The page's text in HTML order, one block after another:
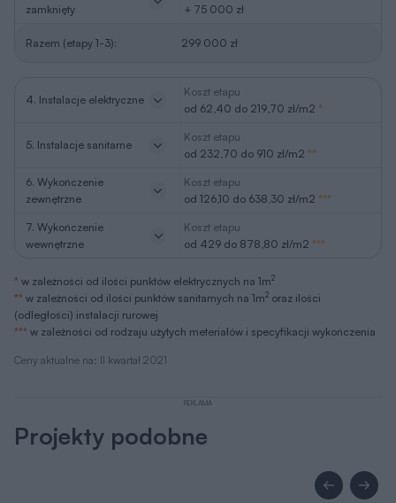
Ceny aktualne na: II kwartał 2021
zamknięty
+ 75 000 zł
Razem (etapy 1-3): 299 000 zł
4. Instalacje elektryczne
Koszt etapu
od 62,40 do 219,70 zł/m2 *
5. Instalacje sanitarne
Koszt etapu
od 232,70 do 910 zł/m2 **
6. Wykończenie
zewnętrzne
Koszt etapu
od 126,10 do 638,30 zł/m2 ***
7. Wykończenie
wewnętrzne
Koszt etapu
od 429 do 878,80 zł/m2 ***
* w zależności od ilości punktów elektrycznych na 1m2
** w zależności od ilości punktów sanitarnych na 1m2 oraz ilości
(odległości) instalacji rurowej
*** w zależności od rodzaju użytych meteriałów i specyfikacji wykończenia
REKLAMA
Projekty podobne